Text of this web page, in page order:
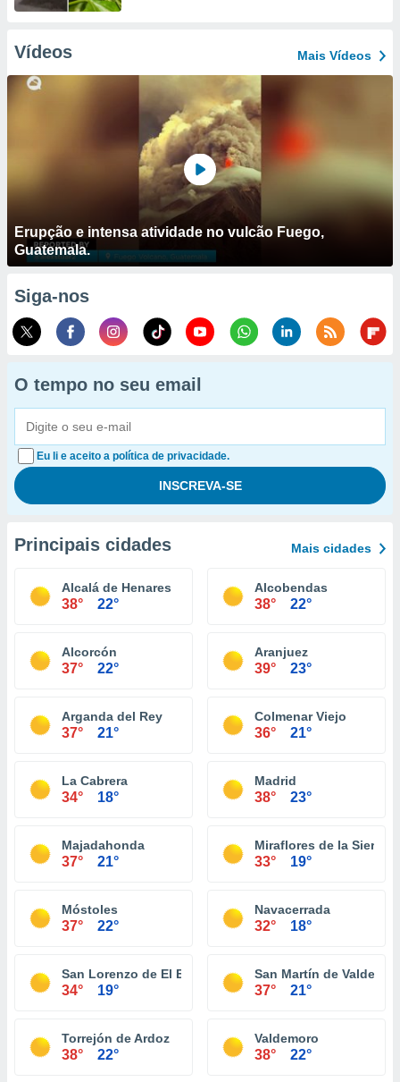
Vídeos Mais Vídeos
Erupção e intensa atividade no vulcão Fuego,
Guatemala.
Siga-nos
O tempo no seu email
Eu li e aceito a política de privacidade.
Principais cidades Mais cidades
Alcalá de Henares
38° 22°
Alcobendas
38° 22°
Alcorcón
37° 22°
Aranjuez
39° 23°
Arganda del Rey
37° 21°
Colmenar Viejo
36° 21°
La Cabrera
34° 18°
Madrid
38° 23°
Majadahonda
37° 21°
Miraflores de la Sierra
33° 19°
Móstoles
37° 22°
Navacerrada
32° 18°
San Lorenzo de El Escorial
34° 19°
San Martín de
37° 21°
Torrejón de Ardoz
38° 22°
Valdemoro
38° 22°